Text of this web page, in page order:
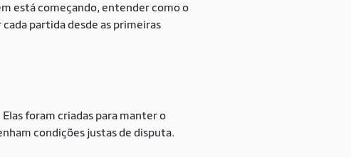
está começando, entender como o
partida desde as primeiras
foram criadas para manter o
condições justas de disputa.